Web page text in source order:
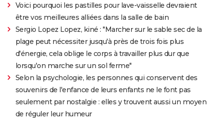
Voici pourquoi les pastilles pour lave-vaisselle devraient
être vos meilleures alliées dans la salle de bain
Sergio Lopez Lopez, kiné : "Marcher sur le sable sec de la
plage peut nécessiter jusqu'à près de trois fois plus
d'énergie, cela oblige le corps à travailler plus dur que
lorsqu'on marche sur un sol ferme"
Selon la psychologie, les personnes qui conservent des
souvenirs de l'enfance de leurs enfants ne le font pas
seulement par nostalgie : elles y trouvent aussi un moyen
de réguler leur humeur